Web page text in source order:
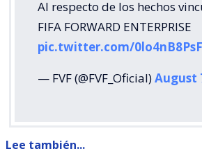
Al respecto de los hechos
FIFA FORWARD ENTERPRISE
pic.twitter.com/0lo4nB8PsF
— FVF (@FVF_Oficial)August
Lee también...